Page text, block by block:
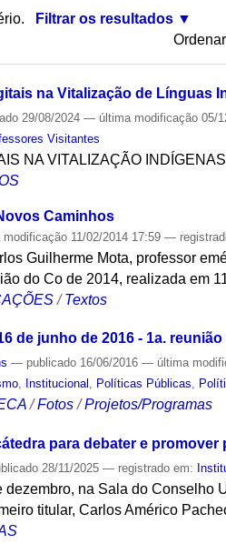
Filtrar os resultados
na Vitalização de Línguas
29/08/2024— última modificação 05/
Visitantes
NA VITALIZAÇÃO INDÍGENAS
Caminhos
modificação 11/02/2014 17:59—
Guilherme Mota, professor
do Co de 2014, realizada em
/Textos
de junho de 2016 - 1a. reunião
— publicado 16/06/2016— última
, Institucional , Políticas Públicas,
/Fotos /Projetos/Programas
para debater e
28/11/2025— registrado em:
dezembro, na Sala do Conselho
titular, Carlos Américo